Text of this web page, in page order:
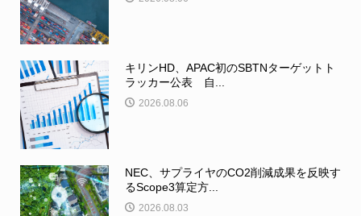
キリンHD、APAC初のSBTNターゲットト
ラッカー公表 自...
2026.08.06
NEC、サプライヤのCO2削減成果を反映す
るScope3算定方...
2026.08.03